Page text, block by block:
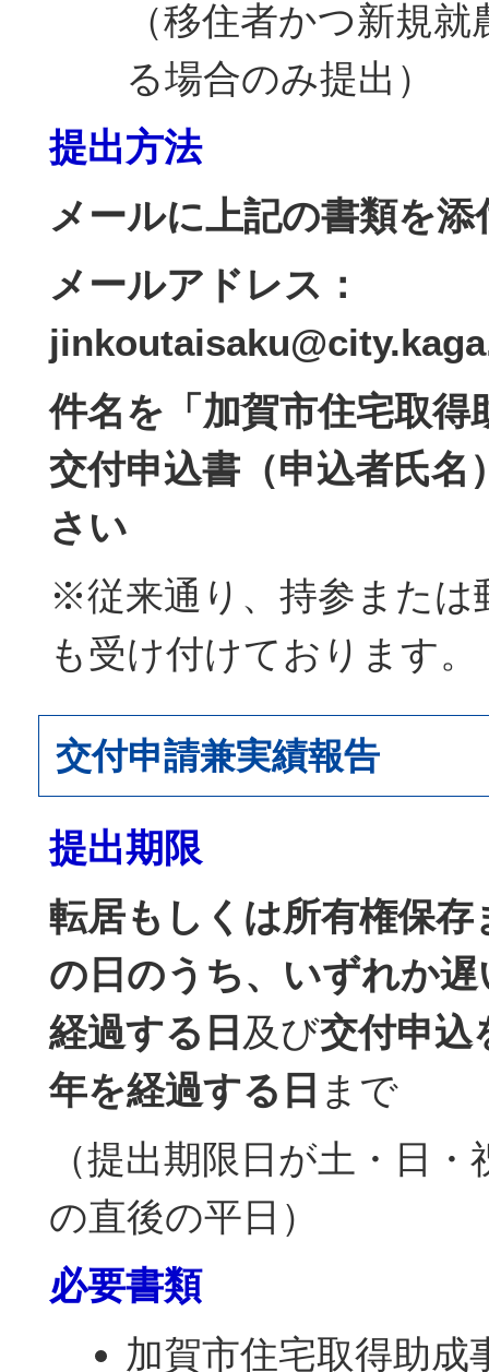
（移住者かつ新規
る場合のみ提出）
提出方法
メールに上記の書類を添
メールアドレス：
件名を「加賀市住宅取得
交付申込書（申込者氏名
さい
※従来通り、持参または
も受け付けております。
交付申請兼実績報告
提出期限
転居もしくは所有権保存
の日のうち、いずれか
経過する日 及び交付申込
年を経過する日 まで
（提出期限日が土・日
の直後の平日）
必要書類
加賀市住宅取得助成